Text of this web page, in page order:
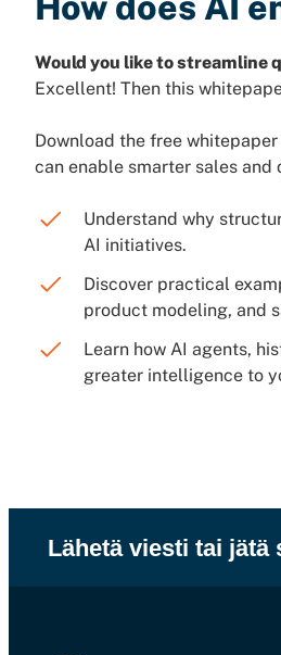
Would you like to streamline
Excellent! Then this
Download the free
can enable smarter sales and
Understand why
AI initiatives.
Discover practical
product modeling, and
Learn how AI agents,
greater intelligence to
Lähetä viesti tai jätä